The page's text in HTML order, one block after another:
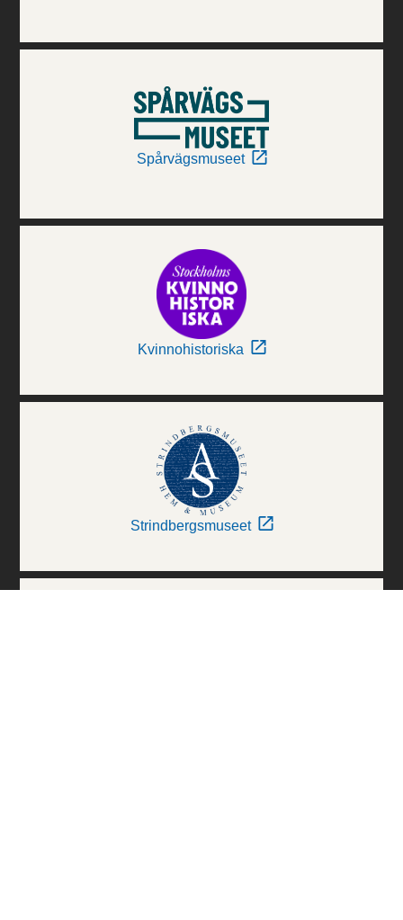
Spårvägsmuseet
Kvinnohistoriska
Strindbergsmuseet